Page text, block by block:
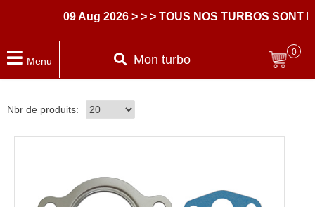
09 Aug 2026 > > > TOUS NOS TURBOS SONT
Menu Mon turbo
0
Nbr de produits: